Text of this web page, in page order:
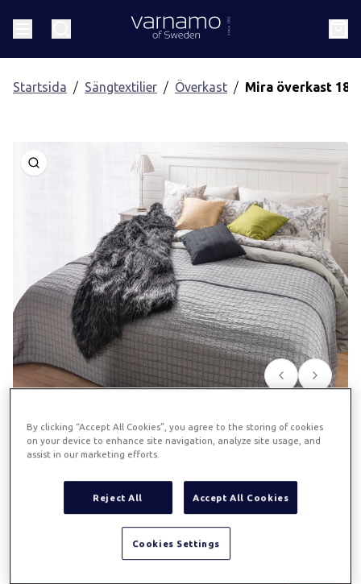
Header.homePage
Startsida Sängtextilier Överkast Mira överkast
Öppna
Föregående
Nästa
Mira överkast 180x260 - grå
Stentvättat rutmönstrat sängöverkast i en
bomull/polyesterblandning för en exklusiv finish.
By clicking “Accept All Cookies”, you agree to the storing of cookies
on your device to enhance site navigation, analyze site usage, and
assist in our marketing efforts.
Reject All Accept All Cookies
Cookies Settings